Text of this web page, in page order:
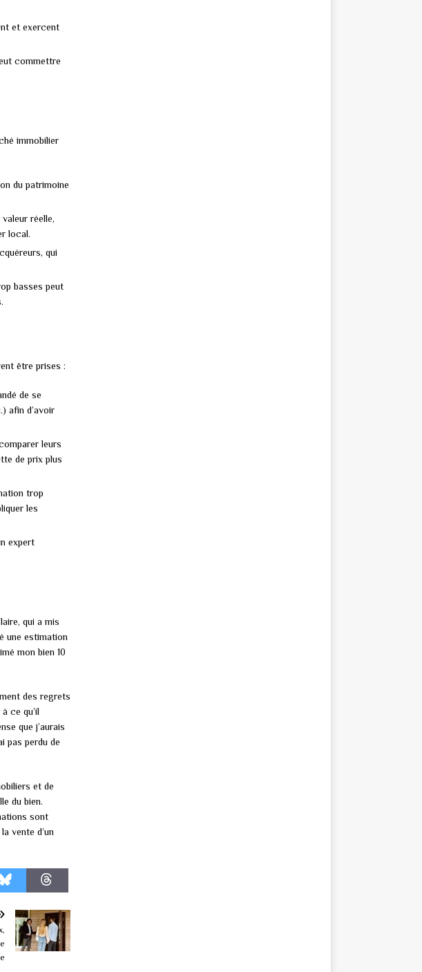
et exercent
commettre
immobilier
du patrimoine
réelle,
local.
qui
basses peut
être prises :
de se
afin d’avoir
leurs
de prix plus
trop
les
expert
qui a mis
une estimation
mon bien 10
des regrets
ce qu’il
que j’aurais
pas perdu de
et de
du bien.
sont
vente d’un